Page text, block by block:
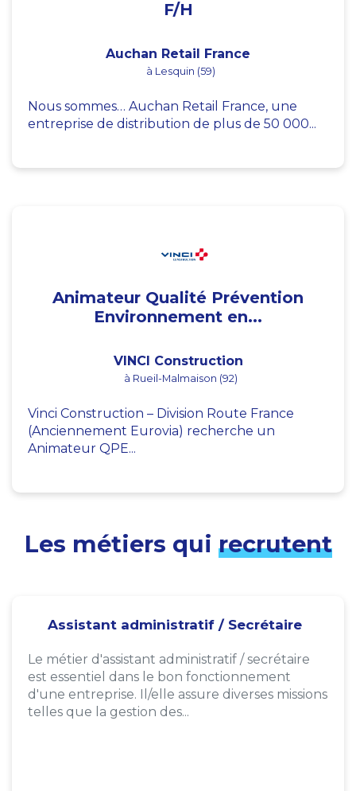
F/H
Auchan Retail France
à Lesquin (59)
Nous sommes… Auchan Retail France, une
entreprise de distribution de plus de 50 000...
Animateur Qualité Prévention
Environnement en...
VINCI Construction
à Rueil-Malmaison (92)
Vinci Construction – Division Route France
(Anciennement Eurovia) recherche un
Animateur QPE...
Les métiers qui recrutent
Assistant administratif / Secrétaire
Le métier d'assistant administratif / secrétaire
est essentiel dans le bon fonctionnement
d'une entreprise. Il/elle assure diverses missions
telles que la gestion des...